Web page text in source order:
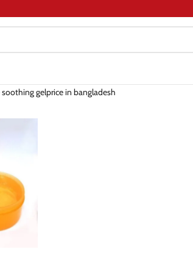
gelprice in bangladesh